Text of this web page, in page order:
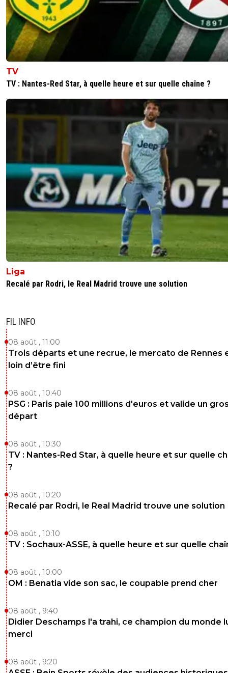
TV
TV : Nantes-Red Star, à quelle heure et sur quelle chaîne ?
Liga
Recalé par Rodri, le Real Madrid trouve une solution
FIL INFO
08 août , 11:00
Trois départs et une recrue, le mercato de Rennes
loin d’être fini
08 août , 10:40
PSG : Paris paie 100 millions d'euros et valide un
départ
08 août , 10:30
TV : Nantes-Red Star, à quelle heure et sur quelle
?
08 août , 10:20
Recalé par Rodri, le Real Madrid trouve une solution
08 août , 10:10
TV : Sochaux-ASSE, à quelle heure et sur quelle
08 août , 10:00
OM : Benatia vide son sac, le coupable prend cher
08 août , 9:40
Didier Deschamps l'a trahi, ce champion du monde
merci
08 août , 9:20